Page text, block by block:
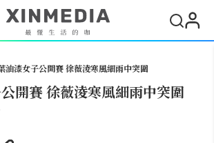
油漆女子公開賽 徐薇淩寒風細雨中突圍
開賽 徐薇淩寒風細雨中突圍